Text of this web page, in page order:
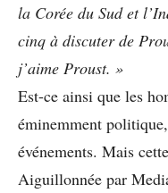
la Corée du Sud et
cinq à discuter de
j’aime Proust. »
Est-ce ainsi que les
éminemment
événements. Mais
Aiguillonnée par